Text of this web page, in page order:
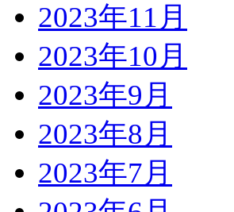
2023年11月
2023年10月
2023年9月
2023年8月
2023年7月